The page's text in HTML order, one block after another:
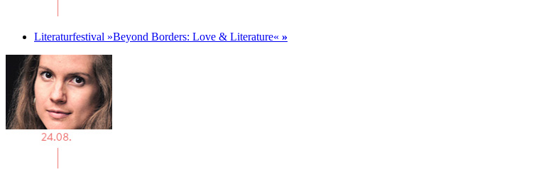
Literaturfestival »Beyond Borders: Love & Literature« »